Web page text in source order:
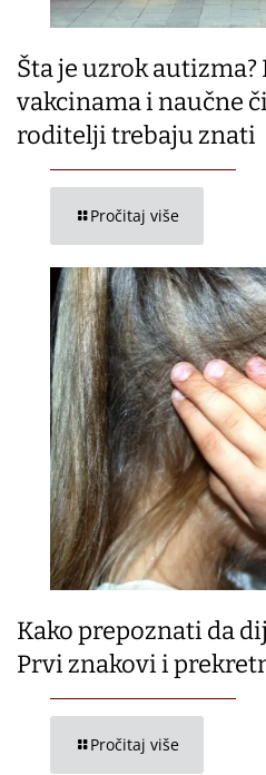
Šta je uzrok
vakcinama i naučne
roditelji trebaju znati
Pročitaj više
Kako prepoznati da
Prvi znakovi i
Pročitaj više